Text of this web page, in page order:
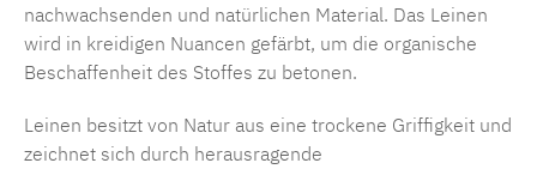
nachwachsenden und natürlichen Material. Das Leinen
wird in kreidigen Nuancen gefärbt, um die organische
Beschaffenheit des Stoffes zu betonen.
Leinen besitzt von Natur aus eine trockene Griffigkeit und
zeichnet sich durch herausragende